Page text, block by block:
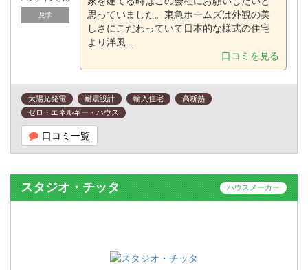
見学
思っていました。東急ホームズは外観の美
しさにこだわっていて日本的な様式の住宅
より洋風...
口コミを見る
太陽光発電 耐震設計 輸入住宅
高断熱
ゼロ・エネルギー・ハウス
口コミ一覧
スタジオ・チッタ ハウスメーカー